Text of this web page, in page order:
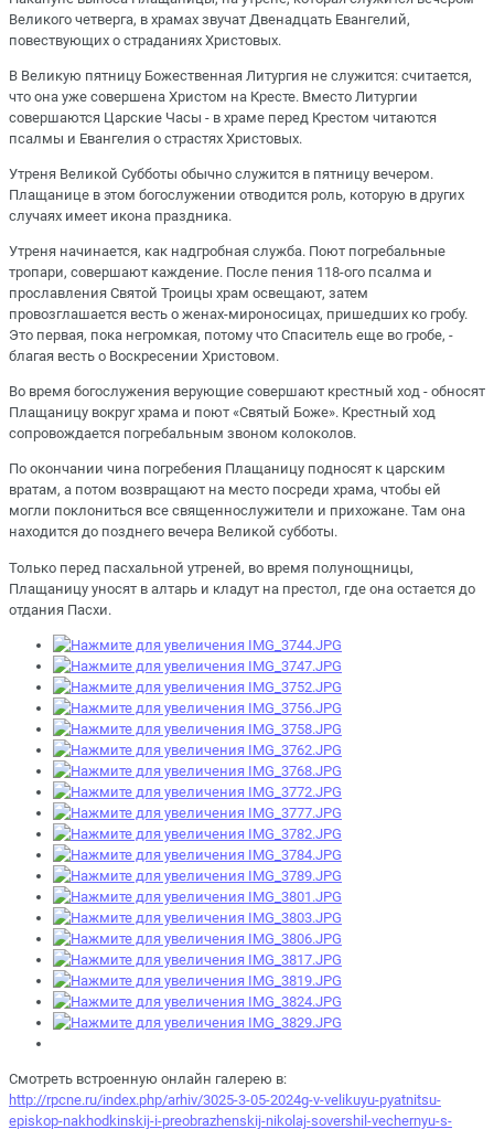
Великого четверга, в храмах звучат Двенадцать Евангелий,
повествующих о страданиях Христовых.
В Великую пятницу Божественная Литургия не служится: считается,
что она уже совершена Христом на Кресте. Вместо Литургии
совершаются Царские Часы - в храме перед Крестом читаются
псалмы и Евангелия о страстях Христовых.
Утреня Великой Субботы обычно служится в пятницу вечером.
Плащанице в этом богослужении отводится роль, которую в других
случаях имеет икона праздника.
Утреня начинается, как надгробная служба. Поют погребальные
тропари, совершают каждение. После пения 118-ого псалма и
прославления Святой Троицы храм освещают, затем
провозглашается весть о женах-мироносицах, пришедших ко гробу.
Это первая, пока негромкая, потому что Спаситель еще во гробе, -
благая весть о Воскресении Христовом.
Во время богослужения верующие совершают крестный ход - обносят
Плащаницу вокруг храма и поют «Святый Боже». Крестный ход
сопровождается погребальным звоном колоколов.
По окончании чина погребения Плащаницу подносят к царским
вратам, а потом возвращают на место посреди храма, чтобы ей
могли поклониться все священнослужители и прихожане. Там она
находится до позднего вечера Великой субботы.
Только перед пасхальной утреней, во время полунощницы,
Плащаницу уносят в алтарь и кладут на престол, где она остается до
отдания Пасхи.
Смотреть встроенную онлайн галерею в:
http://rpcne.ru/index.php/arhiv/3025-3-05-2024g-v-velikuyu-pyatnitsu-
episkop-nakhodkinskij-i-preobrazhenskij-nikolaj-sovershil-vechernyu-s-